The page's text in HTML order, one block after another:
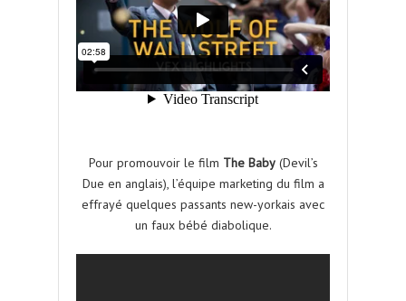
Pour promouvoir le film The Baby(Devil’s
Due en anglais), l’équipe marketing du film a
effrayé quelques passants new-yorkais avec
un faux bébé diabolique.